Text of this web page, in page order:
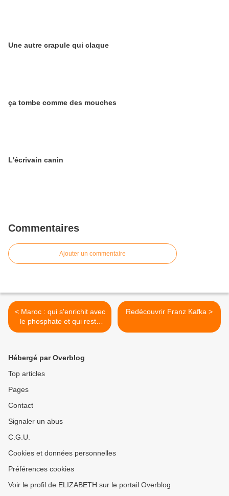
Une autre crapule qui claque
ça tombe comme des mouches
L'écrivain canin
Commentaires
Ajouter un commentaire
< Maroc : qui s'enrichit avec
le phosphate et qui reste
pauvre ?
Redécouvrir Franz Kafka >
Hébergé par Overblog
Top articles
Pages
Contact
Signaler un abus
C.G.U.
Cookies et données personnelles
Préférences cookies
Voir le profil de ELIZABETH sur le portail Overblog